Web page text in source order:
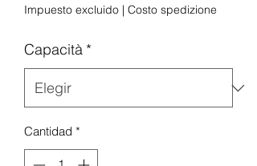
Impuesto excluido | Costo spedizione
Capacità *
Cantidad *